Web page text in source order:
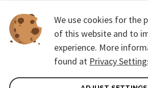
We use cookies for the
of this website and to
experience. More
found at Privacy